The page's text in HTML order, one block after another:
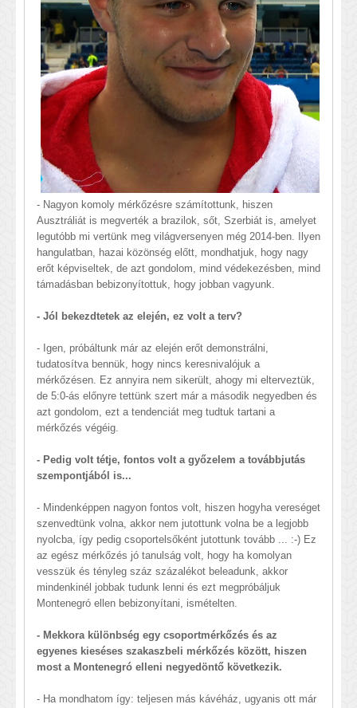
- Nagyon komoly mérkőzésre számítottunk, hiszen
Ausztráliát is megverték a brazilok, sőt, Szerbiát is, amelyet
legutóbb mi vertünk meg világversenyen még 2014-ben. Ilyen
hangulatban, hazai közönség előtt, mondhatjuk, hogy nagy
erőt képviseltek, de azt gondolom, mind védekezésben, mind
támadásban bebizonyítottuk, hogy jobban vagyunk.
- Jól bekezdtetek az elején, ez volt a terv?
- Igen, próbáltunk már az elején erőt demonstrálni,
tudatosítva bennük, hogy nincs keresnivalójuk a
mérkőzésen. Ez annyira nem sikerült, ahogy mi elterveztük,
de 5:0-ás előnyre tettünk szert már a második negyedben és
azt gondolom, ezt a tendenciát meg tudtuk tartani a
mérkőzés végéig.
- Pedig volt tétje, fontos volt a győzelem a továbbjutás
szempontjából is...
- Mindenképpen nagyon fontos volt, hiszen hogyha vereséget
szenvedtünk volna, akkor nem jutottunk volna be a legjobb
nyolcba, így pedig csoportelsőként jutottunk tovább ... :-) Ez
az egész mérkőzés jó tanulság volt, hogy ha komolyan
vesszük és tényleg száz százalékot beleadunk, akkor
mindenkinél jobbak tudunk lenni és ezt megpróbáljuk
Montenegró ellen bebizonyítani, ismételten.
- Mekkora különbség egy csoportmérkőzés és az
egyenes kieséses szakaszbeli mérkőzés között, hiszen
most a Montenegró elleni negyedöntő következik.
- Ha mondhatom így: teljesen más kávéház, ugyanis ott már